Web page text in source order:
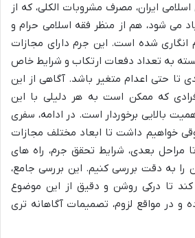
ایران، مصرف مشروبات الکلی، که از
می شود، هم از منظر فقه اسلامی حرام و
انگاری شده است. این جرم دارای مجازات
به تعداد دفعات ارتکاب و شرایط خاص
تا حتی اعدام متغیر باشد. آگاهی از این
که ممکن است به هر دلیلی با این
بالایی برخوردار است. در ادامه، سفری
خواهیم داشت تا ابعاد مختلف مجازات
مراحل بعدی، شرایط تحقق جرم، راه های
را به دقت بررسی کنیم. این بررسی جامع،
تا درکی روشن و دقیق از این موضوع
و در مواقع لزوم، تصمیمات آگاهانه تری